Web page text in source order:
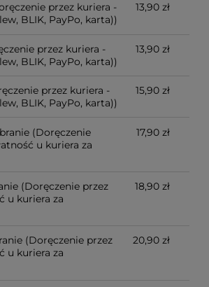
przez kuriera -
BLIK, PayPo, karta))
13,90 zł
przez kuriera -
BLIK, PayPo, karta))
13,90 zł
przez kuriera -
BLIK, PayPo, karta))
15,90 zł
(Doręczenie
u kuriera za
17,90 zł
(Doręczenie przez
u kuriera za
18,90 zł
(Doręczenie przez
u kuriera za
20,90 zł